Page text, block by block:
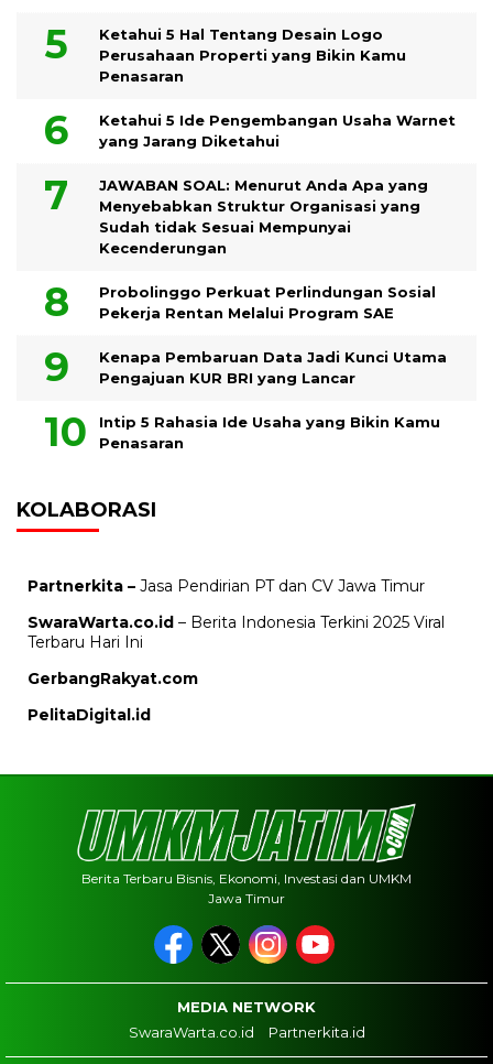
Ketahui 5 Hal Tentang Desain Logo
Perusahaan Properti yang Bikin Kamu
Penasaran
Ketahui 5 Ide Pengembangan Usaha Warnet
yang Jarang Diketahui
JAWABAN SOAL: Menurut Anda Apa yang
Menyebabkan Struktur Organisasi yang
Sudah tidak Sesuai Mempunyai
Kecenderungan
Probolinggo Perkuat Perlindungan Sosial
Pekerja Rentan Melalui Program SAE
Kenapa Pembaruan Data Jadi Kunci Utama
Pengajuan KUR BRI yang Lancar
Intip 5 Rahasia Ide Usaha yang Bikin Kamu
Penasaran
KOLABORASI
Partnerkita – Jasa Pendirian PT dan CV Jawa Timur
SwaraWarta.co.id – Berita Indonesia Terkini 2025 Viral
Terbaru Hari Ini
GerbangRakyat.com
PelitaDigital.id
Berita Terbaru Bisnis, Ekonomi, Investasi dan UMKM
Jawa Timur
MEDIA NETWORK
SwaraWarta.co.id
Partnerkita.id